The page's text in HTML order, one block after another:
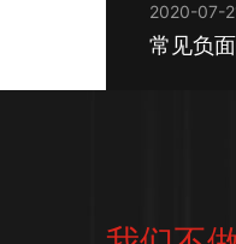
2020-07-
常见负